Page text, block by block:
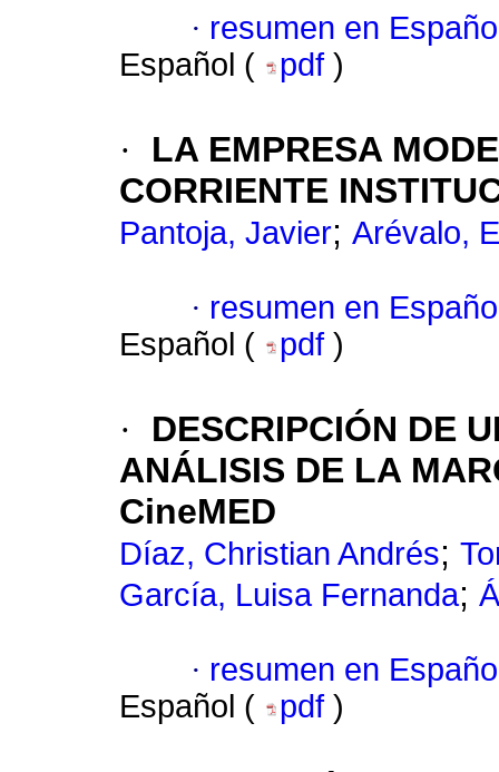
· resumen en
Español (
pdf )
·
LA EMPRESA
CORRIENTE
Pantoja, Javier; Arévalo,
· resumen en
Español (
pdf )
·
DESCRIPCIÓN DE
ANÁLISIS DE LA
CineMED
Díaz, Christian Andrés;
García, Luisa Fernanda;
· resumen en
Español (
pdf )